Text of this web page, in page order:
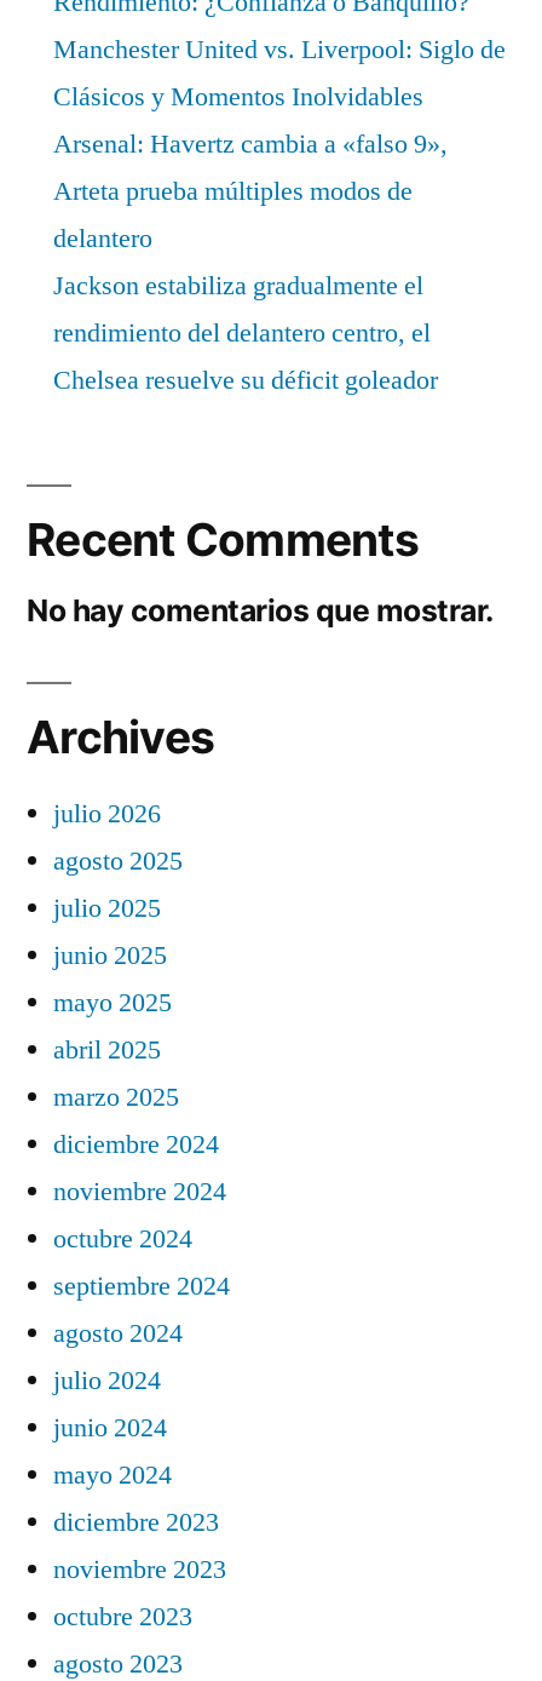
Manchester United vs. Liverpool: Siglo de
Clásicos y Momentos Inolvidables
Arsenal: Havertz cambia a «falso 9»,
Arteta prueba múltiples modos de
delantero
Jackson estabiliza gradualmente el
rendimiento del delantero centro, el
Chelsea resuelve su déficit goleador
Recent Comments
No hay comentarios que mostrar.
Archives
julio 2026
agosto 2025
julio 2025
junio 2025
mayo 2025
abril 2025
marzo 2025
diciembre 2024
noviembre 2024
octubre 2024
septiembre 2024
agosto 2024
julio 2024
junio 2024
mayo 2024
diciembre 2023
noviembre 2023
octubre 2023
agosto 2023